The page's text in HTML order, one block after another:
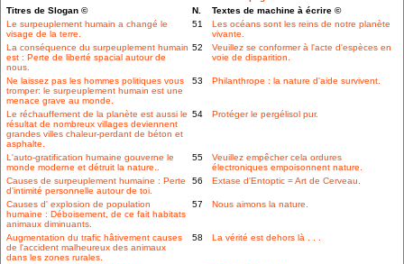
Titres de Slogan ©
N.
Textes de machine à écrire ©
Le surpeuplement humain a changé le
visage de la terre.
51
Les océans sont les reins de notre planète
vivante.
La conséquence du surpeuplement humain
est : Perte de liberté spacial autour de
nous.
52
Veuillez se conformer à l'acte d'espèces en
voie de disparition.
Ne laissez pas les hommes politiques vous
tromper: le surpeuplement humain est une
menace grave au monde.
53 Philanthrope : la nature d'aide survivent.
Le réchauffement de la planète est aussi le
résultat de nombreux villages deviennent
grandes villes chaleur-perdant de béton et
asphalte.
54 Protéger le pergélisol pur.
L'auto-gratification humaine gouverne le
monde moderne et détruit la nature..
55
Veuillez empêcher cela ordures
électroniques empoisonnent nature.
Causes de surpeuplement humaine : Perte
d'intimité personnelle autour de toi.
56 Extase d'Entoptic = Art de Cerveau.
Causes d' explosion de population
humaine : Déboisement, de ce fait habitats
animaux diminuants.
57 Nous aimons la nature.
Augmentation du trafic hâtivement causes
de l'accident malheureux des animaux
dans les zones rurales.
58 La vérité est dehors là . . .